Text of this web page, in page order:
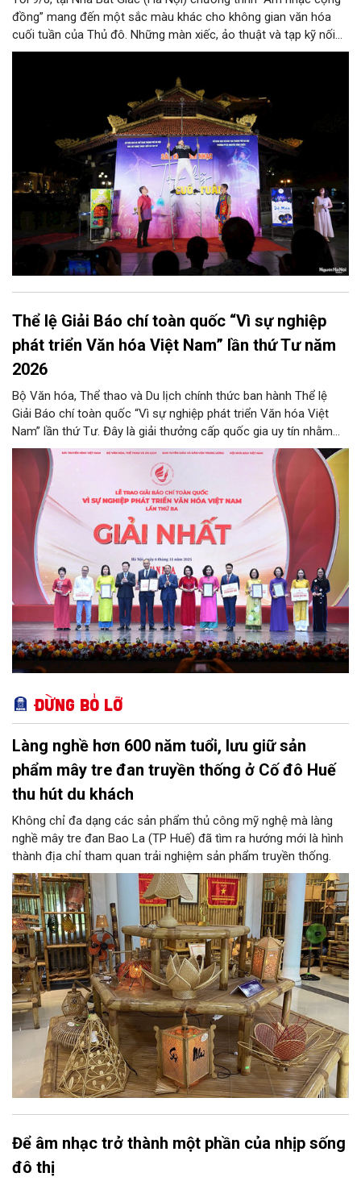
đồng” mang đến một sắc màu khác cho không gian văn hóa
cuối tuần của Thủ đô. Những màn xiếc, ảo thuật và tạp kỹ nối
tiếp nhau trong một sân khấu mở, đưa nghệ thuật đến gần
Thể lệ Giải Báo chí toàn quốc “Vì sự nghiệp
phát triển Văn hóa Việt Nam” lần thứ Tư năm
2026
Bộ Văn hóa, Thể thao và Du lịch chính thức ban hành Thể lệ
Giải Báo chí toàn quốc “Vì sự nghiệp phát triển Văn hóa Việt
Nam” lần thứ Tư. Đây là giải thưởng cấp quốc gia uy tín nhằm
ghi nhận, tôn vinh những đóng góp xuất sắc của tập thể, cá
nhân đội ngũ những người làm báo đối với sự nghiệp phát triển
văn hóa nước nhà. Thông qua cuộc thi, Ban Tổ chức mong
muốn giới thiệu những thành tựu nổi bật của các lĩnh vực văn
hóa, thông tin, gia đình, thể thao và du lịch; đồng thời phát hiện,
biểu dương các tấm gương điển hình tiên tiến, cổ vũ toàn ngành
chung sức cống hiến và tạo diễn đàn trao đổi nghiệp vụ nâng
cao chất lượng báo chí trong thời đại mới.
Đừng bỏ lỡ
Làng nghề hơn 600 năm tuổi, lưu giữ sản
phẩm mây tre đan truyền thống ở Cố đô Huế
thu hút du khách
Không chỉ đa dạng các sản phẩm thủ công mỹ nghệ mà làng
nghề mây tre đan Bao La (TP Huế) đã tìm ra hướng mới là hình
thành địa chỉ tham quan trải nghiệm sản phẩm truyền thống.
Để âm nhạc trở thành một phần của nhịp sống
đô thị